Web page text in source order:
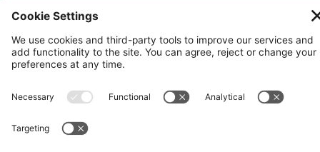
お問い合わせ
LinkedInメールアドレス
WC1V 6DF
10 Anson Rd, #05-01,
079903
〒107-0052 東京都港区赤坂5